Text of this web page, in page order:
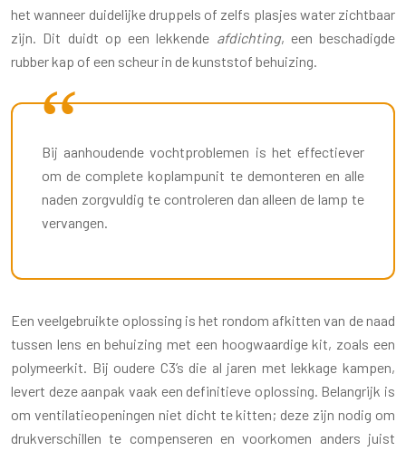
het wanneer duidelijke druppels of zelfs plasjes water zichtbaar
zijn. Dit duidt op een lekkende afdichting, een beschadigde
rubber kap of een scheur in de kunststof behuizing.
Bij aanhoudende vochtproblemen is het effectiever
om de complete koplampunit te demonteren en alle
naden zorgvuldig te controleren dan alleen de lamp te
vervangen.
Een veelgebruikte oplossing is het rondom afkitten van de naad
tussen lens en behuizing met een hoogwaardige kit, zoals een
polymeerkit. Bij oudere C3’s die al jaren met lekkage kampen,
levert deze aanpak vaak een definitieve oplossing. Belangrijk is
om ventilatieopeningen niet dicht te kitten; deze zijn nodig om
drukverschillen te compenseren en voorkomen anders juist